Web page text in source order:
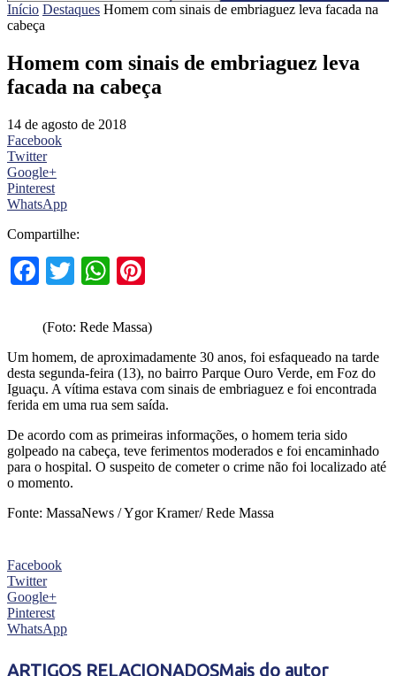
Início Destaques Homem com sinais de embriaguez leva facada na
cabeça
Homem com sinais de embriaguez leva
facada na cabeça
14 de agosto de 2018
Facebook
Twitter
Google+
Pinterest
WhatsApp
Compartilhe:
Facebook
TwitterWhatsApp
(Foto: Rede Massa)
Um homem, de aproximadamente 30 anos, foi esfaqueado na tarde
desta segunda-feira (13), no bairro Parque Ouro Verde, em Foz do
Iguaçu. A vítima estava com sinais de embriaguez e foi encontrada
ferida em uma rua sem saída.
De acordo com as primeiras informações, o homem teria sido
golpeado na cabeça, teve ferimentos moderados e foi encaminhado
para o hospital. O suspeito de cometer o crime não foi localizado até
o momento.
Fonte: MassaNews / Ygor Kramer/ Rede Massa
Facebook
Twitter
Google+
Pinterest
WhatsApp
ARTIGOS RELACIONADOSMais do autor